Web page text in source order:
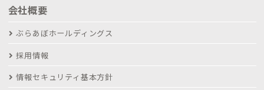
会社概要
ぶらあぼホールディングス
採用情報
情報セキュリティ基本方針